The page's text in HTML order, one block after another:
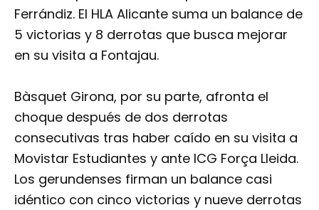
Ferrándiz. El HLA Alicante suma un balance de
5 victorias y 8 derrotas que busca mejorar
en su visita a Fontajau.
Bàsquet Girona, por su parte, afronta el
choque después de dos derrotas
consecutivas tras haber caído en su visita a
Movistar Estudiantes y ante ICG Força Lleida.
Los gerundenses firman un balance casi
idéntico con cinco victorias y nueve derrotas